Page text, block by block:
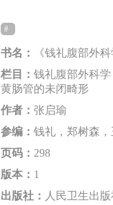
书名：
《钱礼腹部外科
栏目： 钱礼腹部外科
黄肠管的未闭畸形
作者： 张启瑜
参编： 钱礼，郑树森
页码： 298
版本： 1
出版社： 人民卫生出版